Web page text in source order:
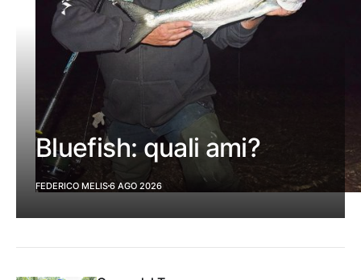
Bluefish: quali ami?
FEDERICO MELIS6 AGO 2026